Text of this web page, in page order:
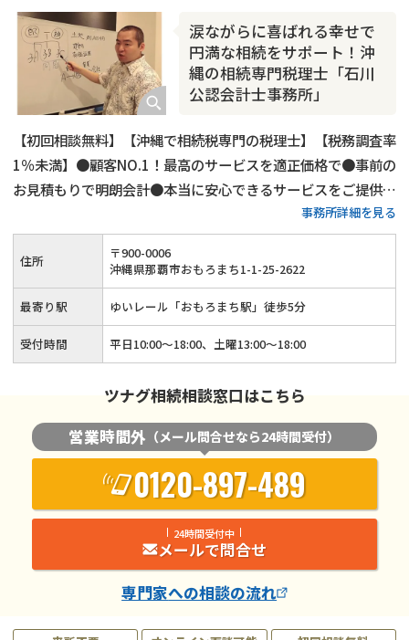
涙ながらに喜ばれる幸せで
円満な相続をサポート！沖
縄の相続専門税理士「石川
公認会計士事務所」
【初回相談無料】【沖縄で相続税専門の税理士】【税務調査率
1％未満】●顧客NO.1！最高のサービスを適正価格で●事前の
お見積もりで明朗会計●本当に安心できるサービスをご提供し
事務所詳細を見る
住所 〒900-0006
沖縄県那覇市おもろまち1-1-25-2622
最寄り駅 ゆいレール「おもろまち駅」徒歩5分
受付時間 平日10:00～18:00、土曜13:00～18:00
ツナグ相続相談窓口はこちら
営業時間外 （メール問合せなら24時間受付）
0120-897-489
24時間受付中
メールで問合せ
専門家への相談の流れ